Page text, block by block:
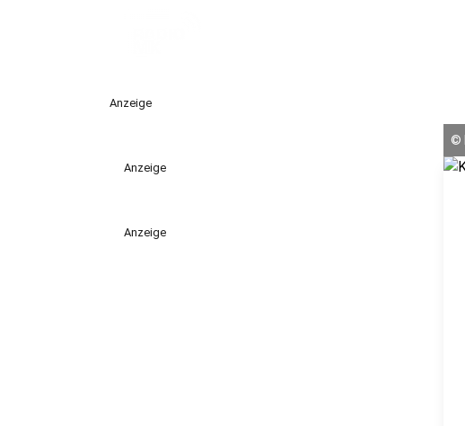
Anzeige
Anzeige
Anzeige
©